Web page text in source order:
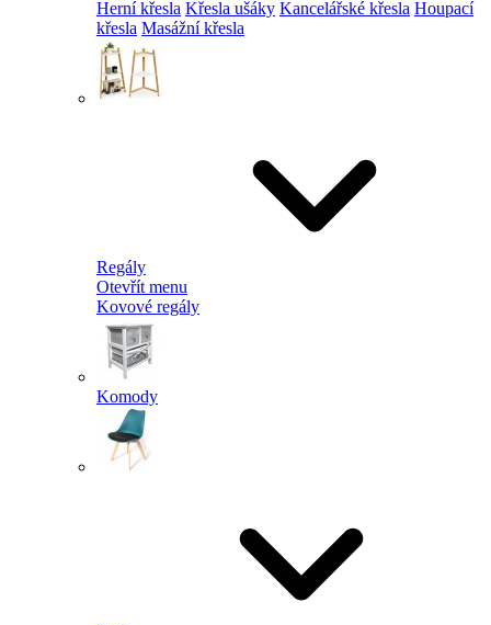
Herní křesla Křesla ušáky Kancelářské křesla Houpací
křesla Masážní křesla
Regály
Otevřít menu
Kovové regály
Komody